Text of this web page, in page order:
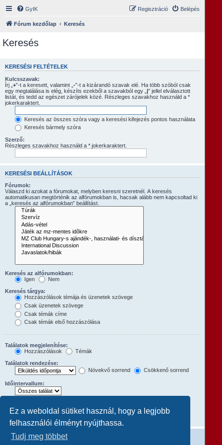
Ez a weboldal sütiket használ, hogy a legjobb
felhasználói élményt nyújthassa.
Tudj meg többet
GyIK Belépés
Regisztráció
Fórum kezdőlap Keresés
Keresés
KERESÉSI FELTÉTELEK
Kulcsszavak:
Írj „ +”-t a keresett, valamint „ -”-t a kizárandó szavak elé. Ha több szóból csak
egy megtalálása is elég, készíts ezekből a szavakból egy „ |” jellel elválasztott
listát, és tedd az egészet zárójelek közé. Részleges szavakhoz használd a *
jokerkaraktert.
Keresés az összes szóra vagy a keresési kifejezés pontos használata
Keresés bármely szóra
Szerző:
Részleges szavakhoz használd a * jokerkaraktert.
KERESÉSI BEÁLLÍTÁSOK
Fórumok:
Válaszd ki azokat a fórumokat, melyben keresni szeretnél. A keresés
automatikusan megtörténik az alfórumokban is, hacsak alább nem kapcsoltad ki
a „keresés az alfórumokban” beállítást.
Keresés az alfórumokban:
Igen
Nem
Keresés tárgya:
Hozzászólások témája és üzenetek szövege
Csak üzenetek szövege
Csak témák címe
Csak témák első hozzászólása
Találatok megjelenítése:
Hozzászólások
Témák
Találatok rendezése:
Növekvő sorrend
Csökkenő sorrend
Időintervallum:
A teljes hozzászólás megjelenítéséhez állítsd 0-ra.